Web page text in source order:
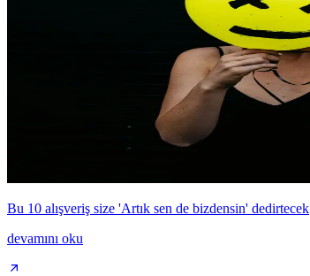
Bu 10 alışveriş size 'Artık sen de bizdensin' dedirtecek
devamını oku